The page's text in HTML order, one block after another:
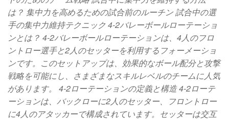
は？ 集中力を高めるための試合前のルーチン 試合中の選
手の集中力維持テクニック 4-2バレーボールローテーショ
ンとは？ 4-2バレーボールローテーションは、4人のフロ
ントロー選手と2人のセッターを利用するフォーメーショ
ンです。このセットアップは、効果的なボール配分と攻撃
戦略を可能にし、さまざまなスキルレベルのチームに人気
があります。 4-2ローテーションの定義と構造 4-2ローテ
ーションは、バックローに2人のセッター、フロントロー
に4人のアタッカーで構成されています。セッターは交互